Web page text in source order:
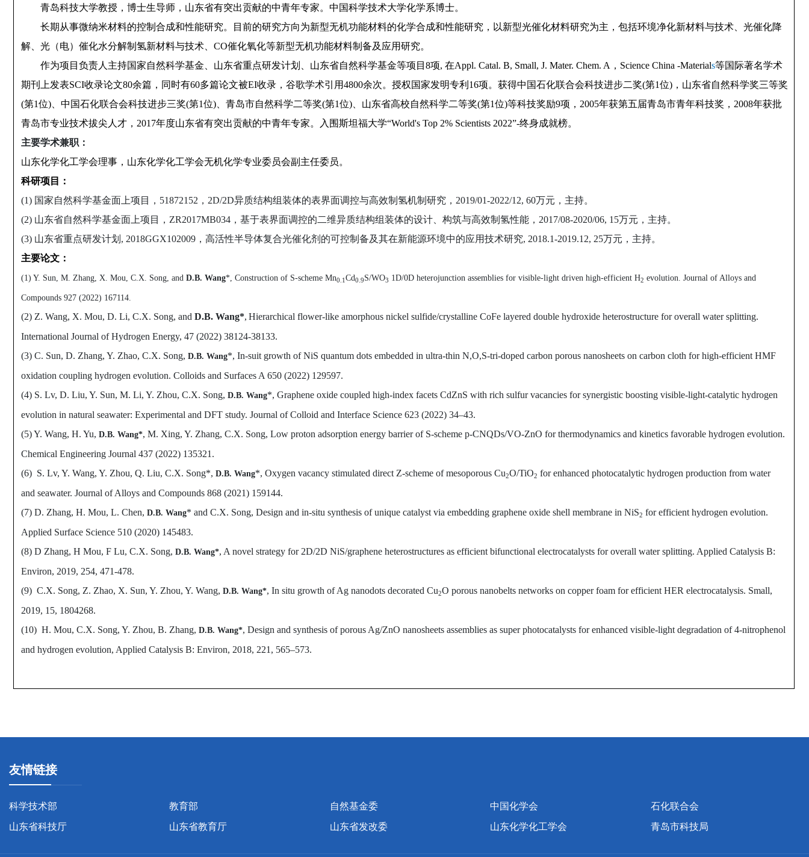
青岛科技大学教授，博士生导师，山东省有突出贡献的中青年专家。中国科学技术大学化学系博士。
长期从事微纳米材料的控制合成和性能研究。目前的研究方向为新型无机功能材料的化学合成和性能研究，以新型光催化材料研究为主，包括环境净化新材料与技术、光催化降
解、光（电）催化水分解制氢新材料与技术、 CO催化氧化等新型无机功能材料制备及应用研究。
作为项目负责人主持国家自然科学基金、山东省重点研发计划、山东省自然科学基金等项目 8项, 在Appl. Catal. B, Small, J. Mater. Chem. A ， Science China -Materials等国际著名学术
期刊上发表SCI收录论文80余篇，同时有60多篇论文被EI收录， 谷歌学术引用4800余次。授权国家发明专利 16项。获得中国石化联合会科技进步二奖(第1位)，山东省自然科学奖三等奖
(第1位)、中国石化联合会科技进步三奖(第1位)、青岛市自然科学二等奖(第1位)、山东省高校自然科学二等奖(第1位)等科技奖励9项， 2005年获第五届青岛市青年科技奖， 2008年获批
青岛市专业技术拔尖人才， 2017年度山东省有突出贡献的中青年专家。入围斯坦福大学“World's Top 2% Scientists 2022”-终身成就榜。
主要学术兼职：
山东化学化工学会理事，山东化学化工学会无机化学专业委员会副主任委员。
科研项目：
(1) 国家自然科学基金面上项目，51872152，2D/2D异质结构组装体的表界面调控与高效制氢机制研究，2019/01-2022/12, 60万元，主持。
(2) 山东省自然科学基金面上项目，ZR2017MB034，基于表界面调控的二维异质结构组装体的设计、构筑与高效制氢性能，2017/08-2020/06, 15万元，主持。
(3) 山东省重点研发计划, 2018GGX102009，高活性半导体复合光催化剂的可控制备及其在新能源环境中的应用技术研究, 2018.1-2019.12, 25万元，主持。
主要论文：
(1) Y. Sun, M. Zhang, X. Mou, C.X. Song, and D.B. Wang*, Construction of S-scheme Mn0.1 Cd0.9S/WO3 1D/0D heterojunction assemblies for visible-light driven high-efficient H2 evolution. Journal of Alloys and
Compounds 927 (2022) 167114.
(2) Z. Wang, X. Mou, D. Li, C.X. Song, and D.B.Wang*, Hierarchical flower-like amorphous nickel sulfide/crystalline CoFe layered double hydroxide heterostructure for overall water splitting.
International Journal of Hydrogen Energy, 47 (2022) 38124-38133.
(3) C. Sun, D. Zhang, Y. Zhao, C.X. Song, D.B. Wang*, In-suit growth of NiS quantum dots embedded in ultra-thin N,O,S-tri-doped carbon porous nanosheets on carbon cloth for high-efficient HMF
oxidation coupling hydrogen evolution. Colloids and Surfaces A 650 (2022) 129597.
(4) S. Lv, D. Liu, Y. Sun, M. Li, Y. Zhou, C.X. Song, D.B. Wang*, Graphene oxide coupled high-index facets CdZnS with rich sulfur vacancies for synergistic boosting visible-light-catalytic hydrogen
evolution in natural seawater: Experimental and DFT study. Journal of Colloid and Interface Science 623 (2022) 34–43.
(5) Y. Wang, H. Yu, D.B. Wang*, M. Xing, Y. Zhang, C.X. Song, Low proton adsorption energy barrier of S-scheme p-CNQDs/VO-ZnO for thermodynamics and kinetics favorable hydrogen evolution.
Chemical Engineering Journal 437 (2022) 135321.
(6) S. Lv, Y. Wang, Y. Zhou, Q. Liu, C.X. Song*, D.B. Wang*, Oxygen vacancy stimulated direct Z-scheme of mesoporous Cu2O/TiO2 for enhanced photocatalytic hydrogen production from water
and seawater. Journal of Alloys and Compounds 868 (2021) 159144.
(7) D. Zhang, H. Mou, L. Chen, D.B. Wang* and C.X. Song, Design and in-situ synthesis of unique catalyst via embedding graphene oxide shell membrane in NiS2 for efficient hydrogen evolution.
Applied Surface Science 510 (2020) 145483.
(8) D Zhang, H Mou, F Lu, C.X. Song, D.B. Wang*, A novel strategy for 2D/2D NiS/graphene heterostructures as efficient bifunctional electrocatalysts for overall water splitting. Applied Catalysis B:
Environ, 2019, 254, 471-478.
(9) C.X. Song, Z. Zhao, X. Sun, Y. Zhou, Y. Wang, D.B. Wang*, In situ growth of Ag nanodots decorated Cu2O porous nanobelts networks on copper foam for efficient HER electrocatalysis. Small,
2019, 15, 1804268.
(10) H. Mou, C.X. Song, Y. Zhou, B. Zhang, D.B. Wang*, Design and synthesis of porous Ag/ZnO nanosheets assemblies as super photocatalysts for enhanced visible-light degradation of 4-nitrophenol
and hydrogen evolution, Applied Catalysis B: Environ, 2018, 221, 565–573.
友情链接
科学技术部 教育部 自然基金委 中国化学会
石化联合会
山东省科技厅
山东省教育厅 山东省发改委 山东化学化工学会 青岛市科技局